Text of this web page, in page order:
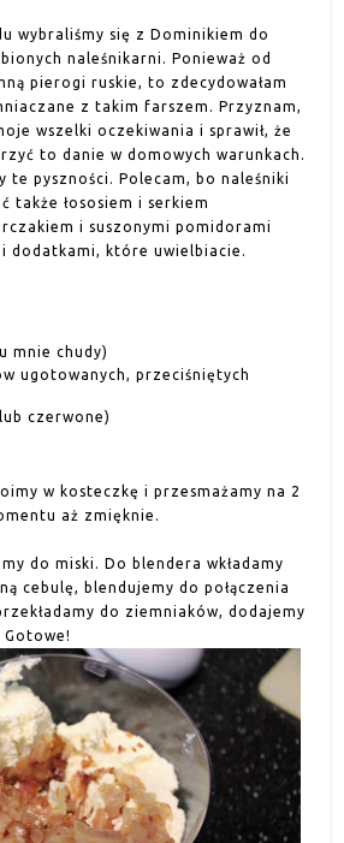
wybraliśmy się z Dominikiem do
naleśnikarni. Ponieważ od
pierogi ruskie, to zdecydowałam
z takim farszem. Przyznam,
wszelki oczekiwania i sprawił, że
to danie w domowych warunkach.
te pyszności. Polecam, bo naleśniki
także łososiem i serkiem
i suszonymi pomidorami
dodatkami, które uwielbiacie.
mnie chudy)
ugotowanych, przeciśniętych
czerwone)
w kosteczkę i przesmażamy na 2
aż zmięknie.
do miski. Do blendera wkładamy
cebulę, blendujemy do połączenia
do ziemniaków, dodajemy